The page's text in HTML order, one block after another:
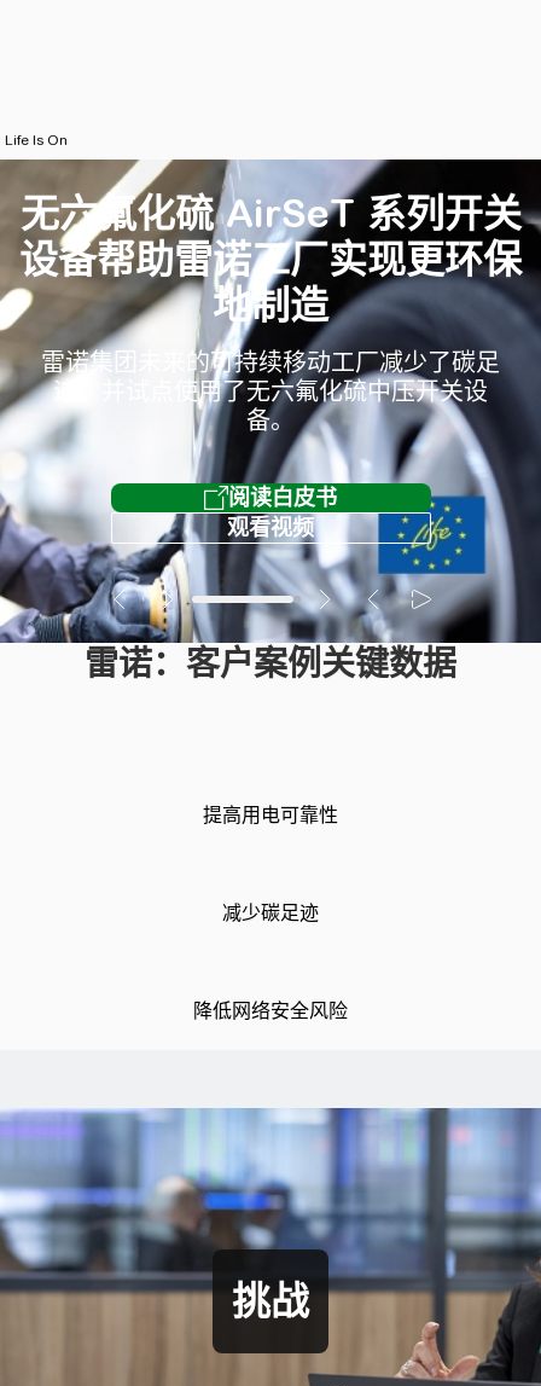
Life Is On
无六氟化硫 AirSeT 系列开关
设备帮助雷诺工厂实现更环保
地制造
雷诺集团未来的可持续移动工厂减少了碳足
迹，并试点使用了无六氟化硫中压开关设
备。
雷诺：客户案例关键数据
提高用电可靠性
减少碳足迹
降低网络安全风险
挑战